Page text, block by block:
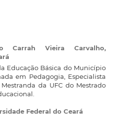
Carrah Vieira Carvalho,
Educação Básica do Município
em Pedagogia, Especialista
da UFC do Mestrado
Federal do Ceará